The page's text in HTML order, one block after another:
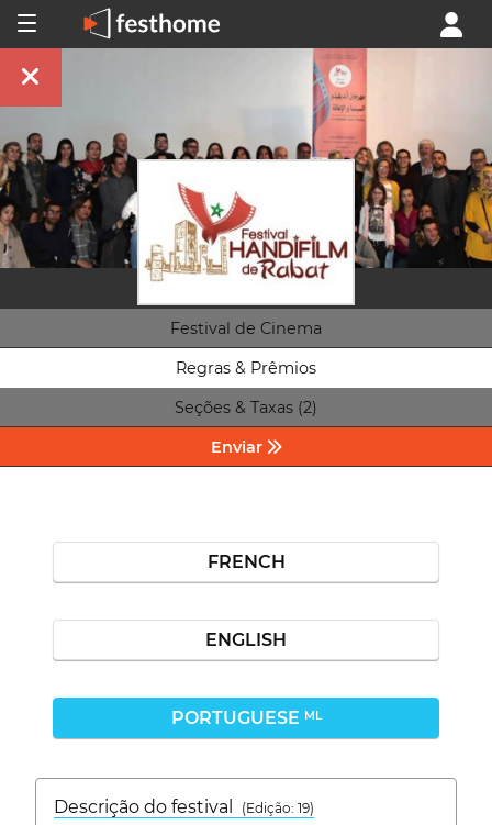
Festival de Cinema
Regras & Prêmios
Seções & Taxas (2)
Enviar
FRENCH
ENGLISH
PORTUGUESE ML
Descrição do festival
(Edição: 19)